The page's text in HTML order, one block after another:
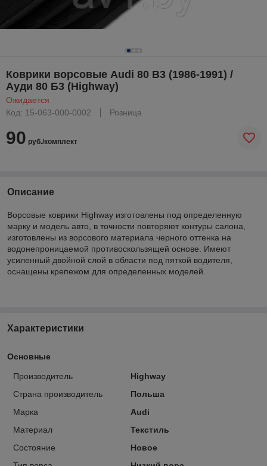
Коврики ворсовые Audi 80 B3 (1986-1991) /
Ауди 80 Б3 (Highway)
Ожидается
Код: 15-063-000-0002
Розница
90 руб./комплект
Описание
Ворсовые коврики Highway изготовлены под определенную
марку и модель авто, в точности повторяют контуры салона,
изготовлены из ворсового материала черного оттенка на
водонепроницаемой противоскользящей основе. Имеют
усиленный двойной слой в области под пяткой водителя,
оснащены крепежом для определенных моделей.
Характеристики
Основные
Производитель
Highway
Страна производитель
Польша
Марка
Audi
Материал
Текстиль
Состояние
Новое